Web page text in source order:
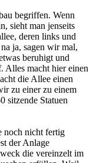
begriffen. Wenn
sieht man jenseits
deren links und
ja, sagen wir mal,
beruhigt und
Alles macht hier einen
die Allee einen
zu einer zu einem
sitzende Statuen
noch nicht fertig
der Anlage
die vereinzelt im